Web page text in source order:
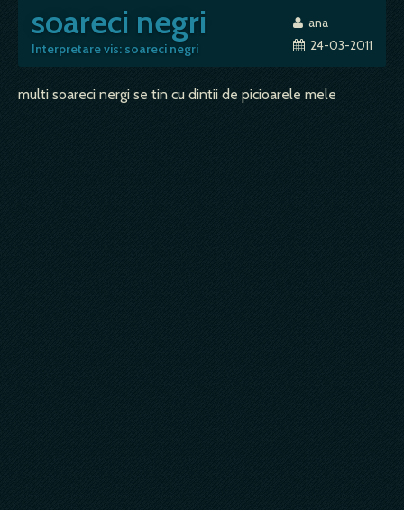
soareci negri
Interpretare vis: soareci negri
ana
24-03-2011
multi soareci nergi se tin cu dintii de picioarele mele